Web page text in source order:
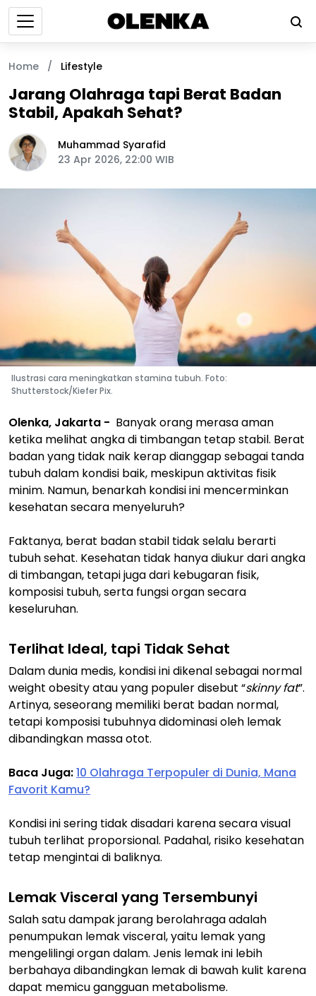
Home / Lifestyle
Jarang Olahraga tapi Berat Badan
Stabil, Apakah Sehat?
Muhammad Syarafid
23 Apr 2026, 22:00 WIB
Ilustrasi cara meningkatkan stamina tubuh. Foto:
Shutterstock/Kiefer Pix.
Olenka, Jakarta - Banyak orang merasa aman
ketika melihat angka di timbangan tetap stabil. Berat
badan yang tidak naik kerap dianggap sebagai tanda
tubuh dalam kondisi baik, meskipun aktivitas fisik
minim. Namun, benarkah kondisi ini mencerminkan
kesehatan secara menyeluruh?
Faktanya, berat badan stabil tidak selalu berarti
tubuh sehat. Kesehatan tidak hanya diukur dari angka
di timbangan, tetapi juga dari kebugaran fisik,
komposisi tubuh, serta fungsi organ secara
keseluruhan.
Terlihat Ideal, tapi Tidak Sehat
Dalam dunia medis, kondisi ini dikenal sebagai normal
weight obesity atau yang populer disebut “skinny fat”.
Artinya, seseorang memiliki berat badan normal,
tetapi komposisi tubuhnya didominasi oleh lemak
dibandingkan massa otot.
Baca Juga:10 Olahraga Terpopuler di Dunia, Mana
Favorit Kamu?
Kondisi ini sering tidak disadari karena secara visual
tubuh terlihat proporsional. Padahal, risiko kesehatan
tetap mengintai di baliknya.
Lemak Visceral yang Tersembunyi
Salah satu dampak jarang berolahraga adalah
penumpukan lemak visceral, yaitu lemak yang
mengelilingi organ dalam. Jenis lemak ini lebih
berbahaya dibandingkan lemak di bawah kulit karena
dapat memicu gangguan metabolisme.